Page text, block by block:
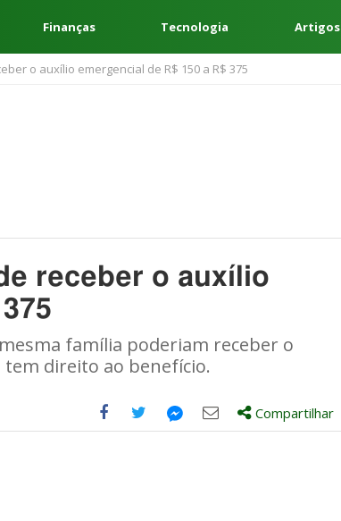
Finanças Tecnologia Artigos
o auxílio emergencial de R$ 150 a R$ 375
receber o auxílio
família poderiam receber o
direito ao benefício.
Compartilhe
CompartilheCompartilhe
Compartilhar